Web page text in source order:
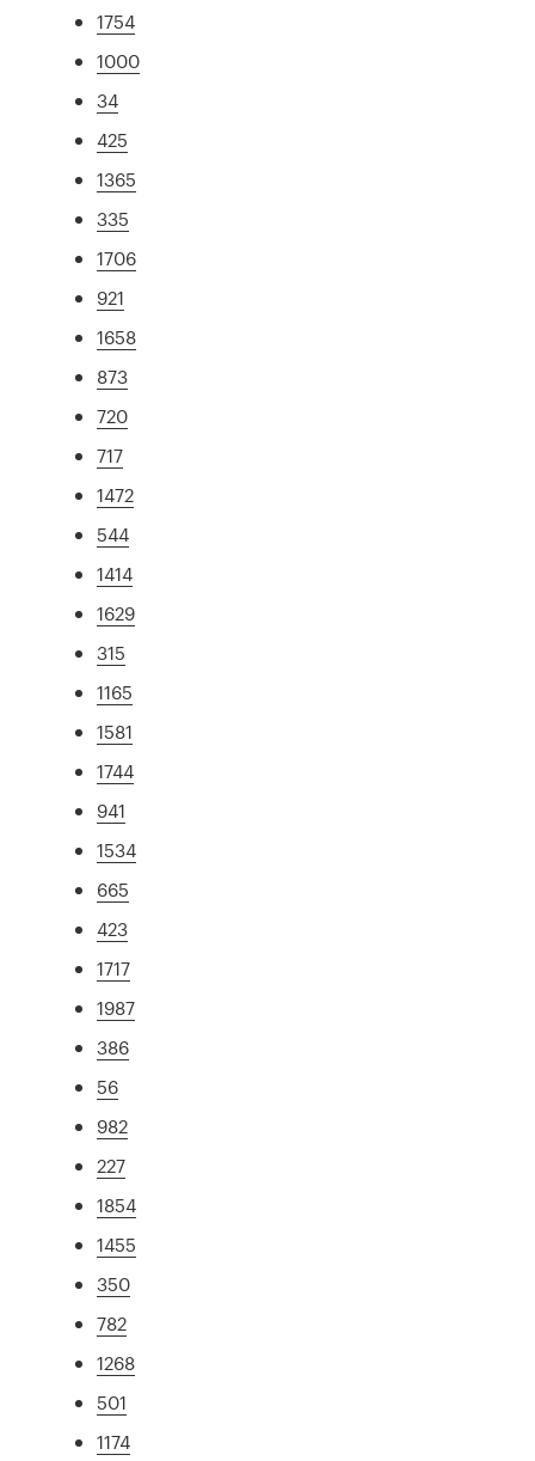
1754
1000
34
425
1365
335
1706
921
1658
873
720
717
1472
544
1414
1629
315
1165
1581
1744
941
1534
665
423
1717
1987
386
56
982
227
1854
1455
350
782
1268
501
1174